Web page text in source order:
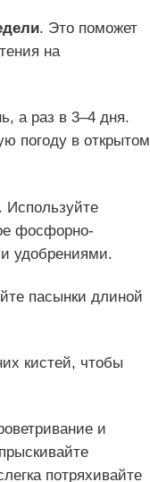
. Это поможет
на
а раз в 3–4 дня.
погоду в открытом
Используйте
фосфорно-
удобрениями.
пасынки длиной
кистей, чтобы
и
потряхивайте